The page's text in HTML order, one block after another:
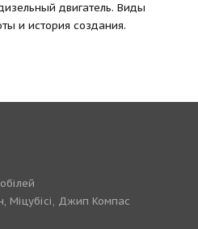
двигатель. Виды
и история создания.
Міцубісі, Джип Компас